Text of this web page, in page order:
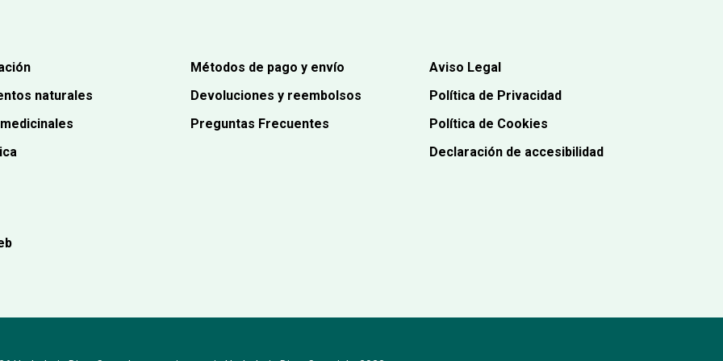
naturales
Métodos de pago y envío
Devoluciones y reembolsos
Preguntas Frecuentes
Aviso Legal
Política de Privacidad
Política de Cookies
Declaración de accesibilidad